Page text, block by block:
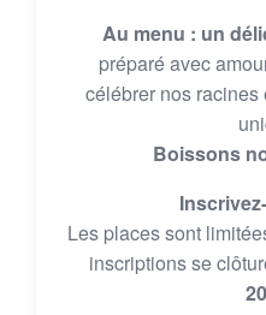
Au menu : un
préparé avec
célébrer nos racines
Boissons
Les places sont
inscriptions se